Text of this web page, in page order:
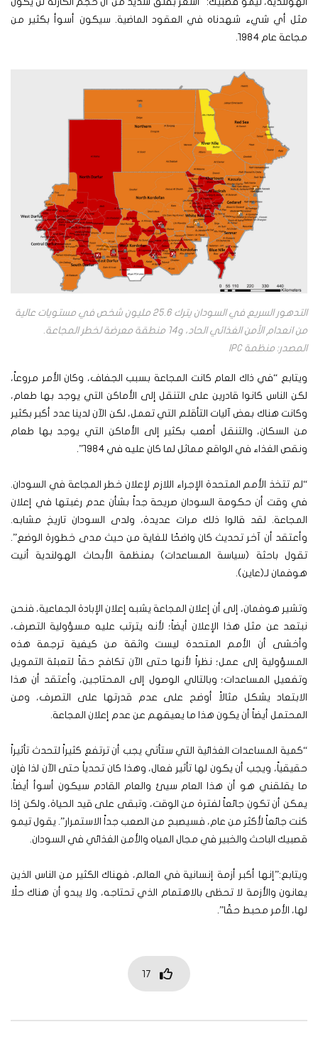
مثل أي شيء شهدناه في العقود الماضية. سيكون أسوأ بكثير من
مجاعة عام ١٩٨٤.
التدهور السريع في السودان يترك 25.6 مليون شخص في مستويات عالية
من انعدام الأمن الغذائي الحاد، و14 منطقة معرضة لخطر المجاعة.
المصدر: منظمة IPC
ويتابع “في ذاك العام كانت المجاعة بسبب الجفاف، وكان الأمر مروعاً،
لكن الناس كانوا قادرين على التنقل إلى الأماكن التي يوجد بها طعام،
وكانت هناك بعض آليات التأقلم التي تعمل، لكن الآن لدينا عدد أكبر بكثير
من السكان، والتنقل أصعب بكثير إلى الأماكن التي يوجد بها طعام
ونقص الغذاء في الواقع مماثل لما كان عليه في ١٩٨٤”.
“لم تتخذ اﻷمم المتحدة اﻹجراء اللازم لإعلان خطر المجاعة في السودان.
في وقت أن حكومة السودان صريحة جداً بشأن عدم رغبتها في إعلان
المجاعة. لقد قالوا ذلك مرات عديدة، ولدى السودان تاريخ مشابه.
وأعتقد أن آخر تحديث كان واضحًا للغاية من حيث مدى خطورة الوضع”.
تقول باحثة (سياسة المساعدات) بمنظمة الأبحاث الهولندية أنيت
هوفمان لـ(عاين).
وتشير هوفمان، إلى أن إعلان المجاعة يشبه إعلان الإبادة الجماعية، فنحن
نبتعد عن مثل هذا الإعلان أيضاً؛ لأنه يترتب عليه مسؤولية التصرف،
وأخشى أن الأمم المتحدة ليست واثقة من كيفية ترجمة هذه
المسؤولية إلى عمل؛ نظراً لأنها حتى الآن تكافح حقاً لتعبئة التمويل
وتفعيل المساعدات؛ وبالتالي الوصول إلى المحتاجين، وأعتقد أن هذا
الابتعاد يشكل مثالاً أوضح على عدم قدرتها على التصرف، ومن
المحتمل أيضاً أن يكون هذا ما يعيقهم عن عدم إعلان المجاعة.
“كمية المساعدات الغذائية التي ستأتي يجب أن ترتفع كثيراً لتحدث تأثيراً
حقيقياً، ويجب أن يكون لها تأثير فعال، وهذا كان تحدياً حتى الآن لذا فإن
ما يقلقني هو أن هذا العام سيئ والعام القادم سيكون أسوأ أيضاً.
يمكن أن تكون جائعاً لفترة من الوقت، وتبقى على قيد الحياة، ولكن إذا
كنت جائعاً لأكثر من عام، فسيصبح من الصعب جداً الاستمرار”. يقول تيمو
قصبيك الباحث والخبير في مجال المياه والأمن الغذائي في السودان.
ويتابع:”إنها أكبر أزمة إنسانية في العالم، فهناك الكثير من الناس الذين
يعانون والأزمة لا تحظى بالاهتمام الذي تحتاجه، ولا يبدو أن هناك حلًا
لها، الأمر محبط حقًا”.
17